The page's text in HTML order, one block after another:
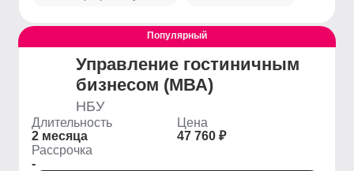
Популярный
Управление гостиничным
бизнесом (МВА)
НБУ
Длительность
2 месяца
Цена
47 760 ₽
Рассрочка
-